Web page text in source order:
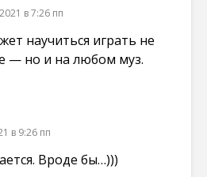
в 7:26 пп
научиться играть не
— но и на любом муз.
в 9:26 пп
Вроде бы…)))